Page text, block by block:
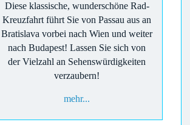
Diese klassische, wunderschöne Rad-
Kreuzfahrt führt Sie von Passau aus an
Bratislava vorbei nach Wien und weiter
nach Budapest! Lassen Sie sich von
der Vielzahl an Sehenswürdigkeiten
verzaubern!
mehr...